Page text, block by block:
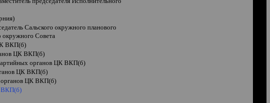
Сальского окружного планового
окружного Совета
ВКП(б)
ЦКВКП(б)
органов ЦК ВКП(б)
ЦКВКП(б)
органов ЦКВКП(б)
ВКП(б)